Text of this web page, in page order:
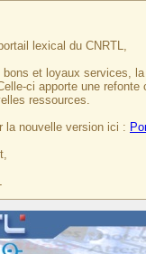
lexical du CNRTL,
et loyaux services,
ci apporte une
ressources.
la nouvelle version ici :